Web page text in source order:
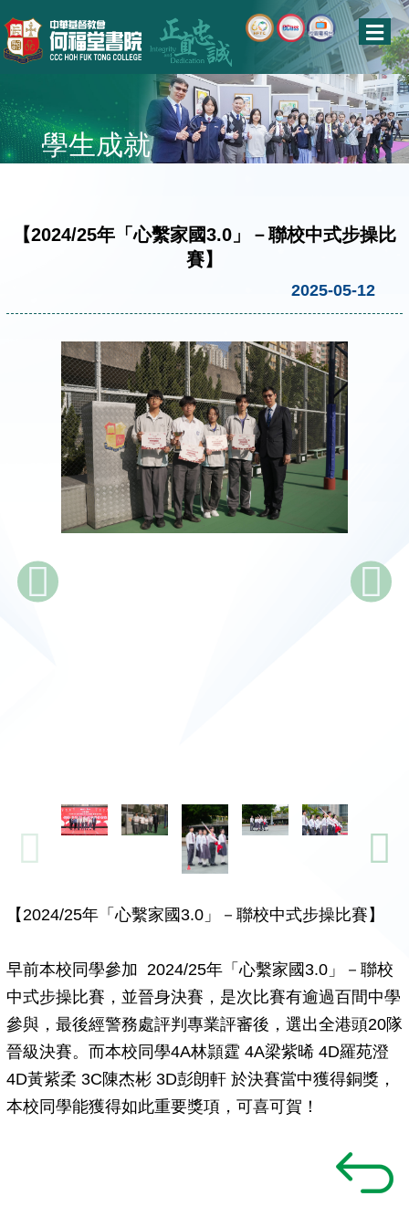
學生成就
【2024/25年「心繫家國3.0」－聯校中式步操比
賽】
2025-05-12
【2024/25年「心繫家國3.0」－聯校中式步操比賽】
早前本校同學參加 2024/25年「心繫家國3.0」－聯校
中式步操比賽，並晉身決賽，是次比賽有逾過百間中學
參與，最後經警務處評判專業評審後，選出全港頭20隊
晉級決賽。而本校同學4A林頴霆 4A梁紫晞 4D羅苑澄
4D黃紫柔 3C陳杰彬 3D彭朗軒 於決賽當中獲得銅獎，
本校同學能獲得如此重要獎項，可喜可賀！